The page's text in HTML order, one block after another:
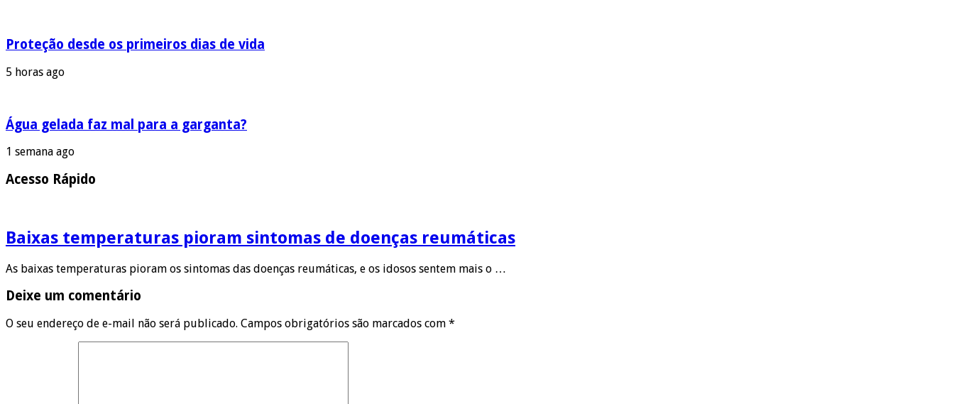
Proteção desde os primeiros dias de vida
5 horas ago
Água gelada faz mal para a garganta?
1 semana ago
Acesso Rápido
Baixas temperaturas pioram sintomas de doenças reumáticas
As baixas temperaturas pioram os sintomas das doenças reumáticas, e os idosos sentem mais o …
Deixe um comentário
O seu endereço de e-mail não será publicado. Campos obrigatórios são marcados com *